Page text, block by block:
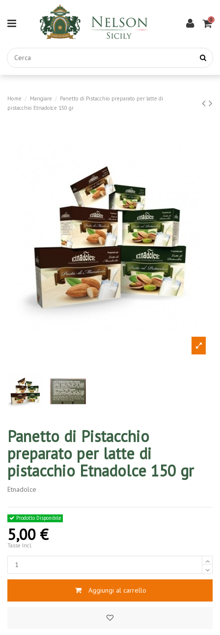
0
Home Mangiare
Panetto di Pistacchio preparato per latte di
pistacchio Etnadolce 150 gr
Panetto di Pistacchio
preparato per latte di
pistacchio Etnadolce 150 gr
Etnadolce
Prodotto Disponibile
5,00 €
Tasse Incl.
Aggiungi al carrello